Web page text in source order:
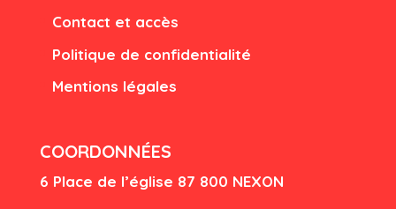
Contact et accès
Politique de confidentialité
Mentions légales
COORDONNÉES
6 Place de l’église 87 800 NEXON